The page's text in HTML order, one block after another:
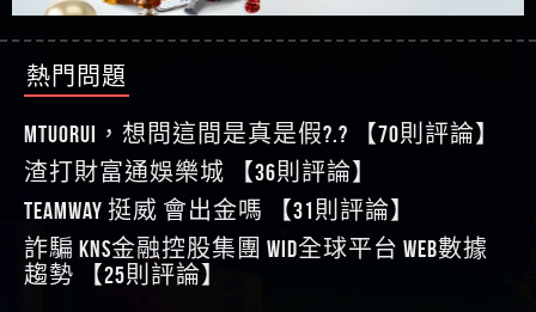
賴zg369」力智投資是不是詐騙 力智投資是真的嗎
力智投資是詐騙嗎 南部老翁還在癡迷力智投資高
回報獲利 請不要在匯款
【其他問題】 【遇天盛商行詐騙追回資金賴
zg369】天盛商行詐騙 天盛商行是不是詐騙 天盛商
行是真的嗎 天盛商行是詐騙嗎 被天盛商行詐騙一
招教你拿回
【其他問題】 受害者援助賴【zg369】退休老翁被
大戶e點靈詐騙痛不欲生 大戶e點靈是真的嗎 大戶e
點靈是不是詐騙 大戶e點靈是詐騙嗎 大戶e點靈無
法出金 （大戶e點靈）教你如何規避詐騙陷阱
【其他問題】 弘記投資詐騙持續收割國人中【免
費討回資金賴zg369】弘記投資是詐騙嗎 弘記投資
是不是詐騙 弘記投資是真的嗎 被弘記投資詐騙的
錢怎麼辦 本文教你如何拿回被騙資金
【其他問題】 被騙追回賴【zg369】KnTop利用新型
詐騙手法欺詐群眾 KnTop是真的嗎 KnTop是不是詐騙
KnTop是詐騙嗎 【KnTop】KnTop無法出金 被KnTop詐騙
的錢一招拿回
【其他問題】機台運算專案詐騙持續收割國人中
【免費討回資金賴zg369】機台運算專案是詐騙嗎
機台運算專案是不是詐騙 機台運算專案是真的嗎
被機台運算專案詐騙的錢怎麼辦 本文教你如何拿
回被騙資金
【其他問題】 Hoyabit詐騙持續收割國人中【免費
討回資金賴zg369】Hoyabit是詐騙嗎 Hoyabit是不是詐
騙 Hoyabit是真的嗎 被HoyabitHoyabit詐騙的錢怎麼辦
本文教你如何拿回被騙資金
【其他問題】KS.M多元化行銷詐騙持續收割國人
中【免費討回資金賴zg369】KS.M多元化行銷是詐
騙嗎 KS.M多元化行銷是不是詐騙 KS.M多元化行銷是
真的嗎 被KS.M多元化行銷詐騙的錢怎麼辦 本文教
【其他問題】免費追回賴「zg369」深度解析野原
家 Family & Love如何詐騙 野原家 Family & Love是不是詐
騙 野原家 Family & Love是真的嗎 野原家 Family & Love是
【其他問題】元盈橋詐騙持續收割國人中【免費
討回資金賴zg369】元盈橋是詐騙嗎 元盈橋是不是
【其他問題】被騙追回賴【zg369】M.L.Edge利用新
回答
【王亞廷】LINE:kK605638
【王亞廷】#免費手遊#錢龍皇ONLINE#http
【傑】真的
【蔡如軒】黑網一個呵呵
【Wei】讚
【沈樂慧】又是九州??爛死了黑網不要玩
【林伊依】爛死了拉贏錢直接鎖帳號可以去吃屎
【陳靜茹】推薦小畢，我也是小畢的會員～～
熱門問題
MTUORUi，想問這間是真是假?.? 【70則評論】
渣打財富通娛樂城 【36則評論】
TEAMWAY 挺威 會出金嗎 【31則評論】
詐騙 kns金融控股集團 WID全球平台 WEB數據
趨勢 【25則評論】